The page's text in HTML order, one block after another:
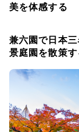
美を体感する
兼六園で日本
景庭園を散策す